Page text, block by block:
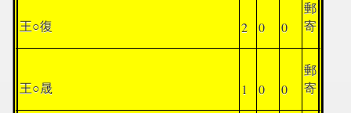
王○復 2 0 0
郵
寄
王○晟 1 0 0
郵
寄